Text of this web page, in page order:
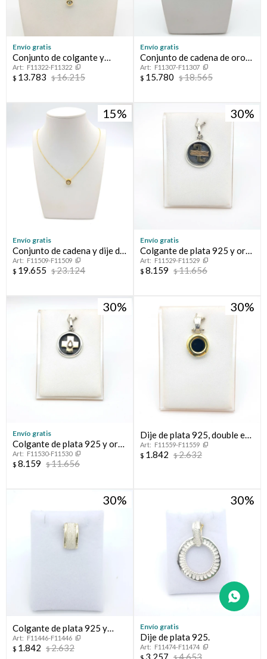
Envío gratis
Conjunto de colgante y
cadena de oro 10 ktes,
PUNTO DE LUZ.
F11322-F11322
$ 13.783 $16.215
Envío gratis
Conjunto de cadena de oro
18 ktes y colgante, PUNTO
DE LUZ.
F11307-F11307
$ 15.780 $18.565
15
Envío gratis
Conjunto de cadena y dije de
oro 18 ktes con circonia,
PUNTO DE LUZ.
F11509-F11509
$ 19.655 $23.124
30
Envío gratis
Colgante de plata 925 y oro
10 ktes, ESCRIBANO.
F11529-F11529
$ 8.159 $11.656
30
Envío gratis
Colgante de plata 925 y oro
10 ktes, AUXILIAR DE
SERVICIO.
F11530-F11530
$ 8.159 $11.656
30
Dije de plata 925, double en
oro 18 ktes y nácar.
F11559-F11559
$ 1.842 $2.632
30
Colgante de plata 925 y
double en oro 18 ktes
pasante.
F11446-F11446
$ 1.842 $2.632
30
Envío gratis
Dije de plata 925.
F11474-F11474
3.257 4.653